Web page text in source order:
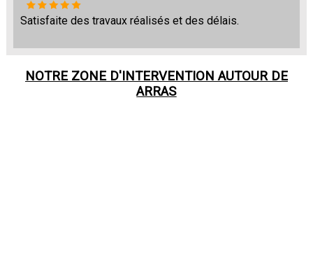
Satisfaite des travaux réalisés et des délais.
NOTRE ZONE D'INTERVENTION AUTOUR DE
ARRAS